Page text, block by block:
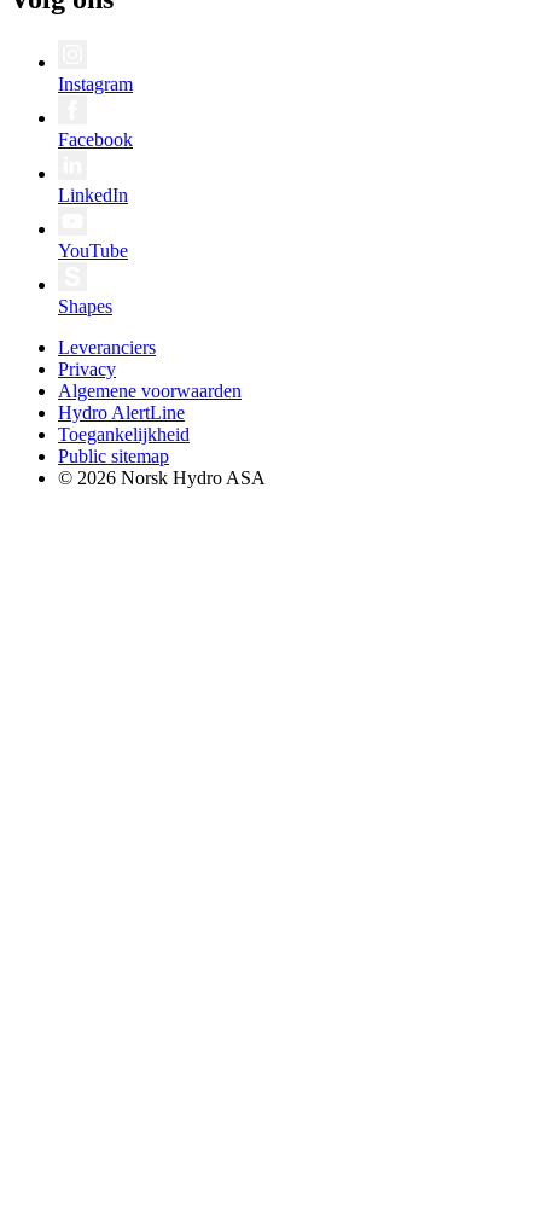
Instagram
Facebook
LinkedIn
YouTube
Shapes
Leveranciers
Privacy
Algemene voorwaarden
Hydro AlertLine
Toegankelijkheid
Public sitemap
© 2026 Norsk Hydro ASA